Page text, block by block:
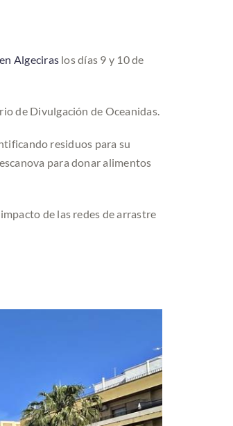
Algeciras los días 9 y 10 de
de Divulgación de Oceanidas.
residuos para su
para donar alimentos
de las redes de arrastre